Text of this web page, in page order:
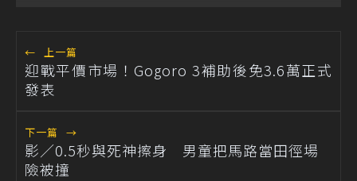
← 上一篇
迎戰平價市場！Gogoro 3補助後免3.6萬正式
發表
下一篇 →
影／0.5秒與死神擦身 男童把馬路當田徑場
險被撞